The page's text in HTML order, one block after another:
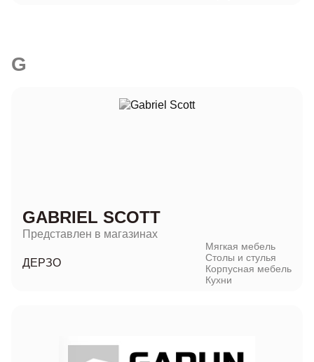
G
GABRIEL SCOTT
Представлен в магазинах
ДЕРЗО
Мягкая мебель
Столы и стулья
Корпусная мебель
Кухни